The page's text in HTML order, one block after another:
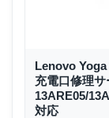
Lenovo
充電口修理サ
13ARE05/
対応